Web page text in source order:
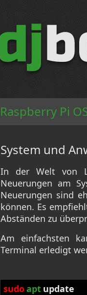
Raspberry Pi
System und
In der Welt von
Neuerungen am
Neuerungen sind
können. Es
Abständen zu
Am einfachsten
Terminal erledigt
sudoapt update